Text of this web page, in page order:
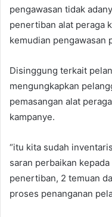
pengawasan tidak
penertiban alat peraga
kemudian pengawasan
Disinggung terkait
mengungkapkan
pemasangan alat
kampanye.
“itu kita sudah
saran perbaikan
penertiban, 2 temuan
proses penanganan